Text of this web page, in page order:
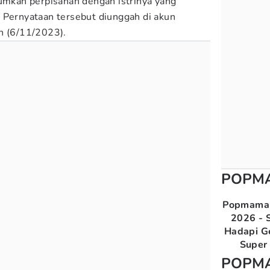
tersebut diunggah di akun
(6/11/2023).
2026 -
Hadapi